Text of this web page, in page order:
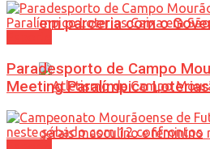
em parceria com o
Paradesporto de Campo
Meeting Paralímpico